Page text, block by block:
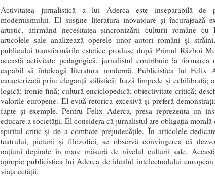
Activitatea jurnalistică a lui Aderca este inseparabilă de
modernismului. El susține literatura inovatoare și încurajează
artistic, afirmând necesitatea sincronizării culturii române cu
articolele sale analizează operele unor autori români și
publicului transformările estetice produse după Primul Război
această activitate pedagogică, jurnalistul contribuie la formarea
capabil să înțeleagă literatura modernă. Publicistica lui Felix
caracterizată prin: eleganță stilistică; frază limpede și echilibrată;
logică; ironie fină; cultură enciclopedică; obiectivitate critică;
valorile europene. El evită retorica excesivă și preferă
fapte și exemple. Pentru Felix Aderca, presa reprezenta un
educare a societății. El considera că jurnalistul are obligația morală
spiritul critic și de a combate prejudecățile. În articolele
teatrului, picturii și filozofiei, se observă convingerea că
națiuni depinde în mare măsură de nivelul culturii sale.
apropie publicistica lui Aderca de idealul intelectualului
viața cetății.